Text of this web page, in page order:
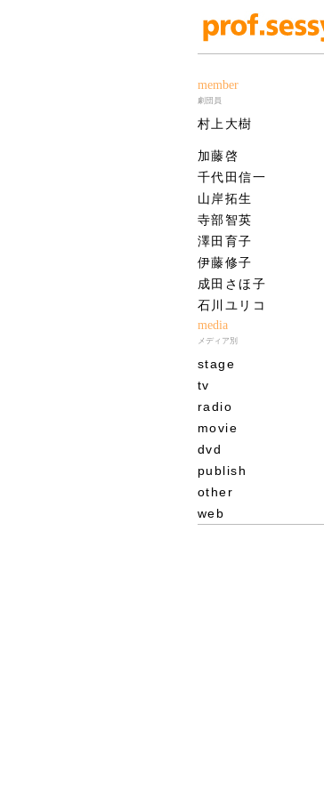
member
劇団員
村上大樹
加藤啓
千代田信一
山岸拓生
寺部智英
澤田育子
伊藤修子
成田さほ子
石川ユリコ
media
メディア別
stage
tv
radio
movie
dvd
publish
other
web